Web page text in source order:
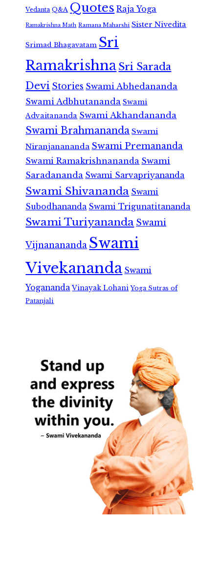
Vedanta Q&A Quotes Raja Yoga
Ramakrishna Math Ramana Maharshi Sister Nivedita
Srimad Bhagavatam Sri
RamakrishnaSri Sarada
Devi Stories Swami Abhedananda
Swami Adbhutananda Swami
Advaitananda Swami Akhandananda
Swami Brahmananda Swami
Niranjanananda Swami Premananda
Swami Ramakrishnananda Swami
Saradananda Swami Sarvapriyananda
Swami Shivananda Swami
Subodhananda Swami Trigunatitananda
Swami Turiyananda Swami
Vijnanananda Swami
Vivekananda Swami
Yogananda Vinayak Lohani Yoga Sutras of
Patanjali